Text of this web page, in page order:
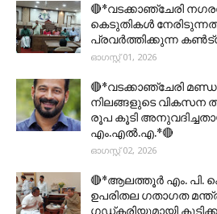
🔴*വടക്കാഞ്ചേരി
കെടുതികൾ
പ്രവർത്തിക്കുന്ന
ഓഗസ്റ്റ് 01, 2026
🔴*വടക്കാഞ്ചേരി
നിലങ്ങളുടെ വികസന
രൂപ കൂടി
എം.എൽ.എ.*🔴
ഓഗസ്റ്റ് 02, 2026
🔴*ആലത്തൂർ എം. പി.
ഉപരിതല ഗതാഗത
ഗഡ്കരിയുമായി